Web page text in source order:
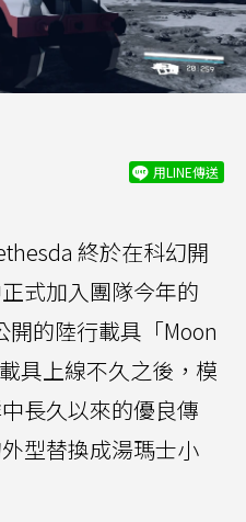
用LINE傳送
終於在科幻開
式加入團隊今年的
的陸行載具「Moon
具上線不久之後，模
長久以來的優良傳
型替換成湯瑪士小